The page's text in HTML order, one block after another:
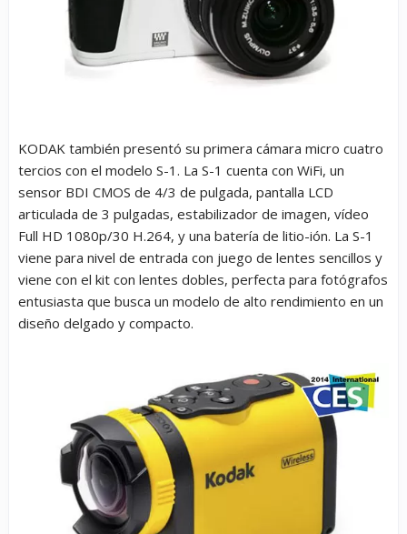
KODAK también presentó su primera cámara micro cuatro
tercios con el modelo S-1. La S-1 cuenta con WiFi, un
sensor BDI CMOS de 4/3 de pulgada, pantalla LCD
articulada de 3 pulgadas, estabilizador de imagen, vídeo
Full HD 1080p/30 H.264, y una batería de litio-ión. La S-1
viene para nivel de entrada con juego de lentes sencillos y
viene con el kit con lentes dobles, perfecta para fotógrafos
entusiasta que busca un modelo de alto rendimiento en un
diseño delgado y compacto.